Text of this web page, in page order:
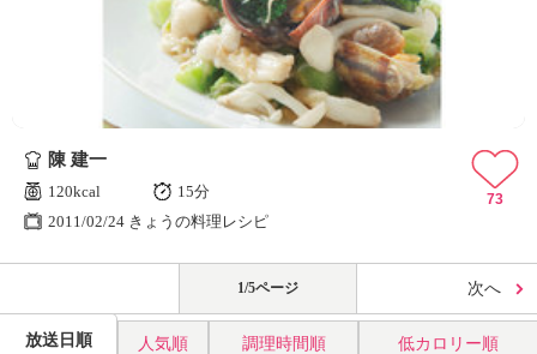
陳 建一
120kcal
15分
2011/02/24 きょうの料理レシピ
73
1/5ページ 次へ
放送日順 人気順 調理時間順 低カロリー順